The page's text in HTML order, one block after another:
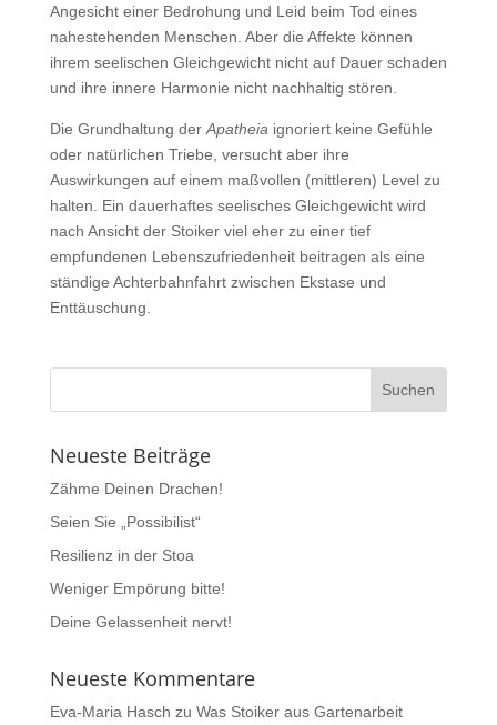
Angesicht einer Bedrohung und Leid beim Tod eines
nahestehenden Menschen. Aber die Affekte können
ihrem seelischen Gleichgewicht nicht auf Dauer schaden
und ihre innere Harmonie nicht nachhaltig stören.
Die Grundhaltung der Apatheia ignoriert keine Gefühle
oder natürlichen Triebe, versucht aber ihre
Auswirkungen auf einem maßvollen (mittleren) Level zu
halten. Ein dauerhaftes seelisches Gleichgewicht wird
nach Ansicht der Stoiker viel eher zu einer tief
empfundenen Lebenszufriedenheit beitragen als eine
ständige Achterbahnfahrt zwischen Ekstase und
Enttäuschung.
Neueste Beiträge
Zähme Deinen Drachen!
Seien Sie „Possibilist“
Resilienz in der Stoa
Weniger Empörung bitte!
Deine Gelassenheit nervt!
Neueste Kommentare
Eva-Maria Hasch zu Was Stoiker aus Gartenarbeit